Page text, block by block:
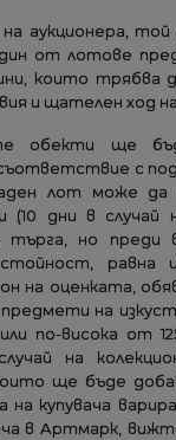
на аукционера,
от лотове
които трябва
и щателен ход
обекти ще
с
лот може да
дни в случай
търга, но преди
равна
на оценката,
предмети на
по-висока от
на
ще бъде
на купувача
в Артмарк,